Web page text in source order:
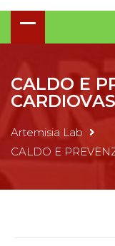
CALDO E
Artemisia Lab
CALDO E